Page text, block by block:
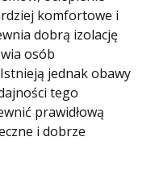
komfortowe i
dobrą izolację
osób
jednak obawy
tego
prawidłową
i dobrze